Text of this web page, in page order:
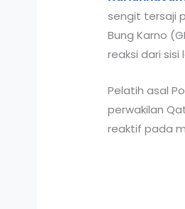
sengit tersaji
Bung Karno
reaksi dari
Pelatih asal
perwakilan
reaktif pada